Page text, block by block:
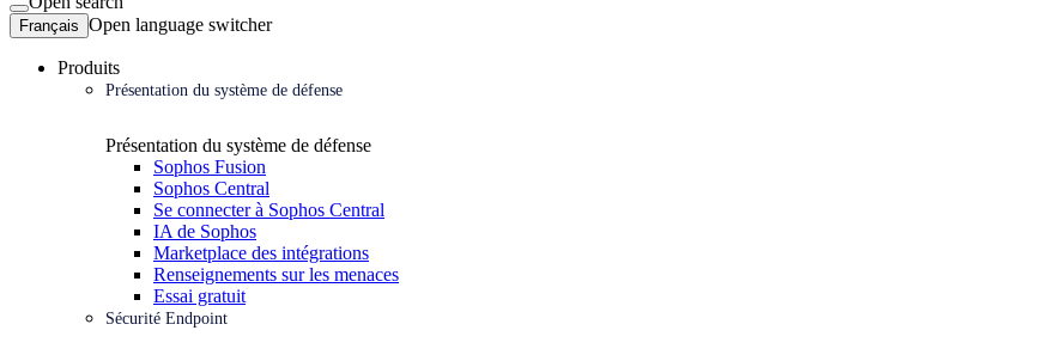
Français Open language switcher
Produits
Présentation du système de défense
Présentation du système de défense
Sophos Fusion
Sophos Central
Se connecter à Sophos Central
IA de Sophos
Marketplace des intégrations
Renseignements sur les menaces
Essai gratuit
Sécurité Endpoint